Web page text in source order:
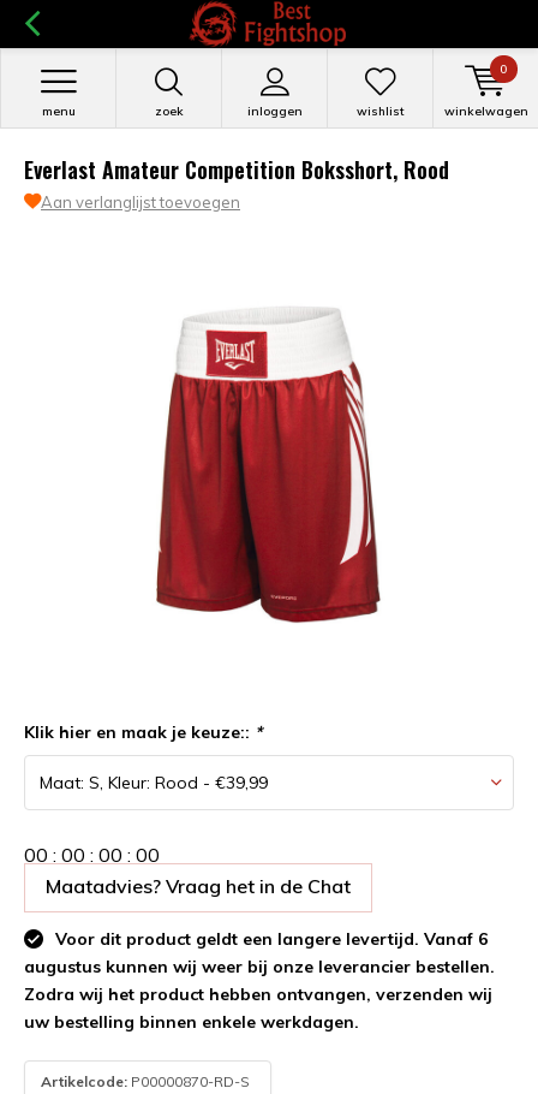
zoek inloggen
menu wishlist winkelwagen
0
Everlast Amateur Competition Boksshort, Rood
Aan verlanglijst toevoegen
Klik hier en maak je keuze:: *
00 : 00 : 00 : 00
Maatadvies? Vraag het in de Chat
Voor dit product geldt een langere levertijd. Vanaf 6
augustus kunnen wij weer bij onze leverancier bestellen.
Zodra wij het product hebben ontvangen, verzenden wij
uw bestelling binnen enkele werkdagen.
Artikelcode: P00000870-RD-S